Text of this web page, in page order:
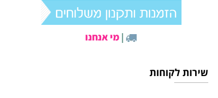
|מי אנחנו
שירות לקוחות